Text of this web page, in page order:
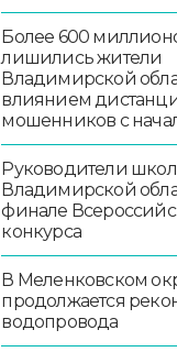
Более 600
лишились жители
Владимирской
влиянием
мошенников с
Руководители
Владимирской
финале
конкурса
В Меленковском
продолжается
водопровода